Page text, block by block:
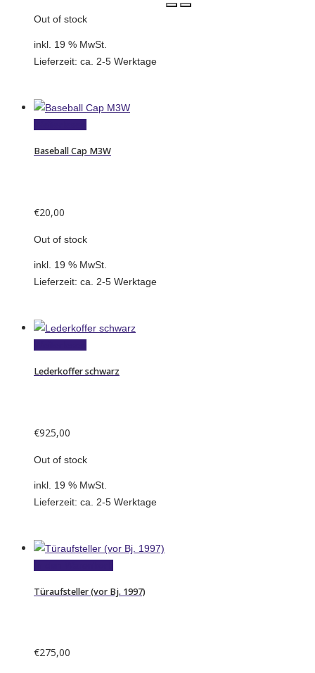
Out of stock
inkl. 19 % MwSt.
Lieferzeit: ca. 2-5 Werktage
Baseball Cap M3W
€20,00
Out of stock
inkl. 19 % MwSt.
Lieferzeit: ca. 2-5 Werktage
Lederkoffer schwarz
€925,00
Out of stock
inkl. 19 % MwSt.
Lieferzeit: ca. 2-5 Werktage
Türaufsteller (vor Bj. 1997)
€275,00